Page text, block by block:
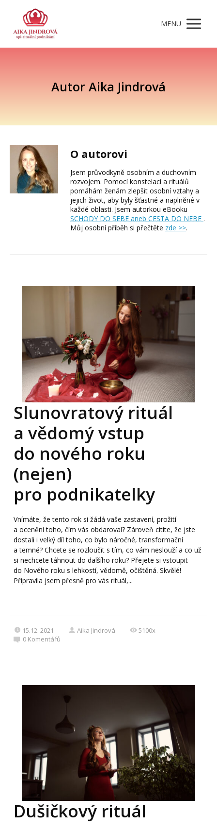
MENU
Autor Aika Jindrová
O autorovi
Jsem průvodkyně osobním a duchovním
rozvojem. Pomocí konstelací a rituálů
pomáhám ženám zlepšit osobní vztahy a
jejich život, aby byly šťastné a naplněné v
každé oblasti. Jsem autorkou eBooku
SCHODY DO SEBE aneb CESTA DO NEBE .
Můj osobní příběh si přečtěte zde >>.
Slunovratový rituál
a vědomý vstup
do nového roku
(nejen)
pro podnikatelky
Vnímáte, že tento rok si žádá vaše zastavení, prožití
a ocenění toho, čím vás obdaroval? Zároveň cítíte, že jste
dostali i velký díl toho, co bylo náročné, transformační
a temné? Chcete se rozloučit s tím, co vám neslouží a co už
si nechcete táhnout do dalšího roku? Přejete si vstoupit
do Nového roku s lehkostí, vědomě, očištěná. Skvělé!
Připravila jsem přesně pro vás rituál,...
15.12. 2021 Aika Jindrová
5100x
0 Komentářů
Dušičkový rituál